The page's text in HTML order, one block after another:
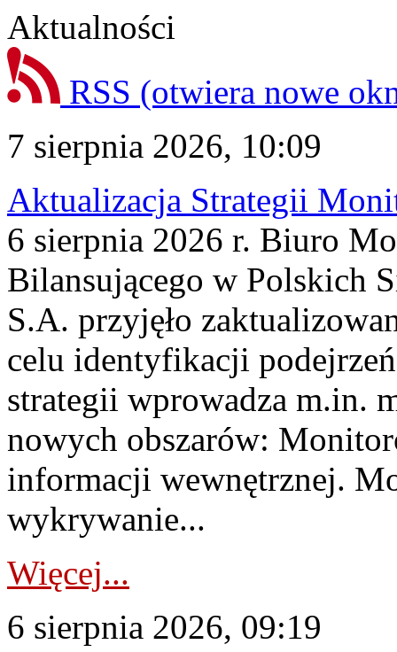
Aktualności
RSS (otwiera nowe
7 sierpnia 2026, 10:09
Aktualizacja Strategii
6 sierpnia 2026 r. Biuro
Bilansującego w Polskich
S.A. przyjęło
celu identyfikacji
strategii wprowadza m.in.
nowych obszarów:
informacji wewnętrznej.
wykrywanie...
Więcej...
6 sierpnia 2026, 09:19